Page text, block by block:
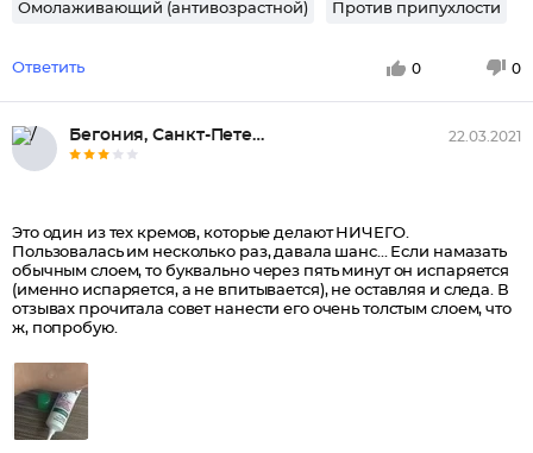
Омолаживающий (антивозрастной) Против припухлости
Ответить 0 0
Бегония, Санкт-Петербург 22.03.2021
Это один из тех кремов, которые делают НИЧЕГО.
Пользовалась им несколько раз, давала шанс... Если намазать
обычным слоем, то буквально через пять минут он испаряется
(именно испаряется, а не впитывается), не оставляя и следа. В
отзывах прочитала совет нанести его очень толстым слоем, что
ж, попробую.